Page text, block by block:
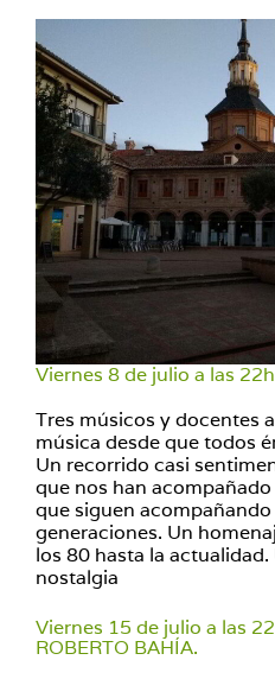
Viernes 8 de julio a las
Tres músicos y docentes
música desde que todos
Un recorrido casi
que nos han
que siguen acompañando
generaciones. Un
los 80 hasta la
nostalgia
Viernes 15 de julio a las
ROBERTO BAHÍA.